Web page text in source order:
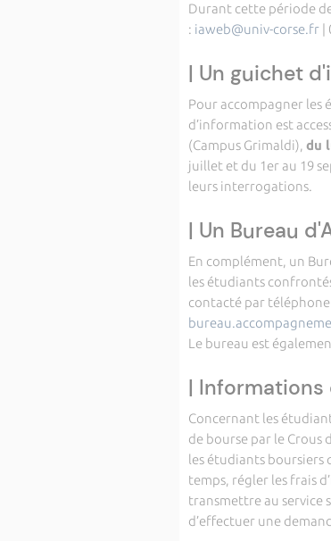
Durant cette période
: iaweb@univ-corse.fr|
| Un guichet
Pour accompagner les
d’information est
(Campus Grimaldi), du
juillet et du 1er au 19
leurs interrogations.
| Un Bureau
En complément, un
les étudiants
contacté par téléphone
Le bureau est
|
Concernant les
de bourse par le Crous
les étudiants boursiers
temps, régler les frais
transmettre au service
d’effectuer une